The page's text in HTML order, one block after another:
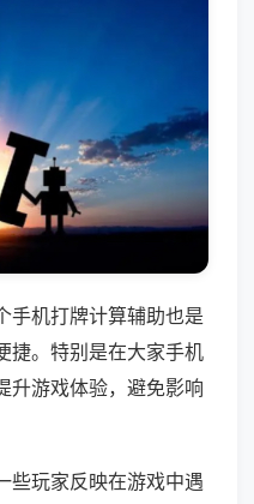
手机打牌计算辅助也是
捷。特别是在大家手机
升游戏体验，避免影响
些玩家反映在游戏中遇